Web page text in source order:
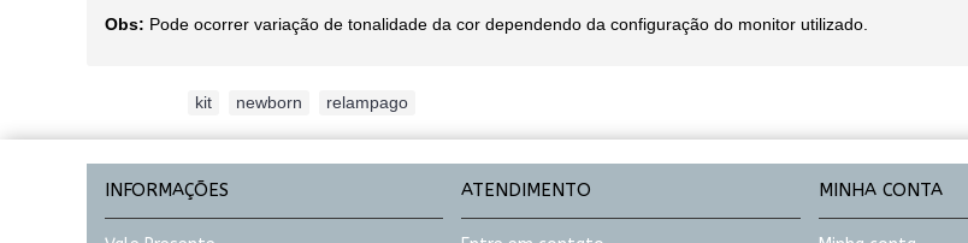
Obs: Pode ocorrer variação de tonalidade da cor dependendo da configuração do monitor utilizado.
kit newborn relampago
INFORMAÇÕES ATENDIMENTO MINHA CONTA